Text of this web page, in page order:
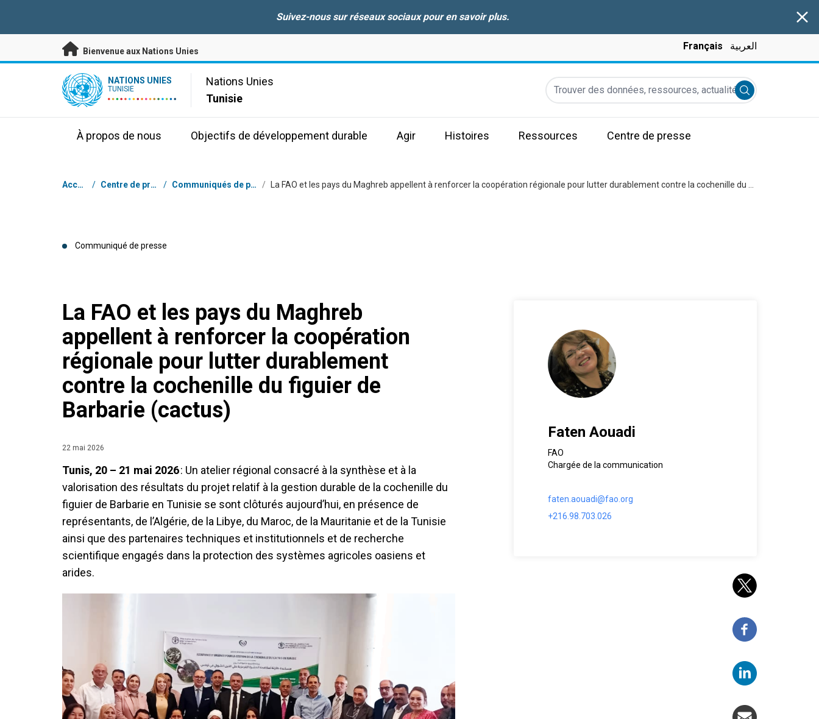
Suivez-nous sur réseaux sociaux pour en savoir plus.
Bienvenue aux Nations Unies Français العربية
UN Logo NATIONS UNIES
TUNISIE
Nations Unies
Tunisie
Trouver des données, ressources, actualités et autres
Submit search
À propos de nous Objectifs de développement durable Agir Histoires Ressources Centre de presse
Fil d'Ariane
Accueil / Centre de presse / Communiqués de presse /
Communiqué de presse
La FAO et les pays du Maghreb
appellent à renforcer la coopération
régionale pour lutter durablement
contre la cochenille du figuier de
Barbarie (cactus)
22 mai 2026
Tunis, 20 – 21 mai 2026: Un atelier régional consacré à la synthèse et à la
valorisation des résultats du projet relatif à la gestion durable de la cochenille du
figuier de Barbarie en Tunisie se sont clôturés aujourd’hui, en présence de
représentants, de l’Algérie, de la Libye, du Maroc, de la Mauritanie et de la Tunisie
ainsi que des partenaires techniques et institutionnels et de recherche
scientifique engagés dans la protection des systèmes agricoles oasiens et
arides.
Faten Aouadi
FAO
Chargée de la communication
faten.aouadi@fao.org
+216.98.703.026